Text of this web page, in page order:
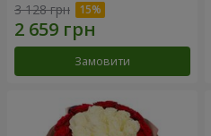
3 128 грн
Замовити